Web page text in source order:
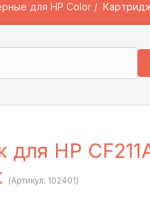
для HP Color Картридж
HP
(Артикул: 102401)